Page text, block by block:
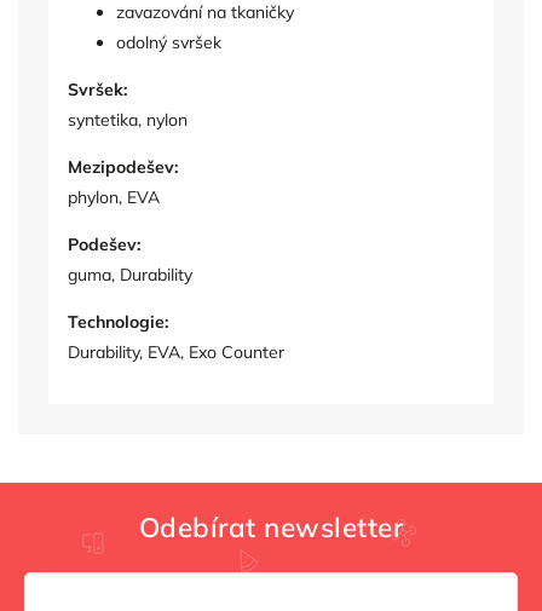
zavazování na tkaničky
odolný svršek
Svršek:
syntetika, nylon
Mezipodešev:
phylon, EVA
Podešev:
guma, Durability
Technologie:
Durability, EVA, Exo Counter
Odebírat newsletter